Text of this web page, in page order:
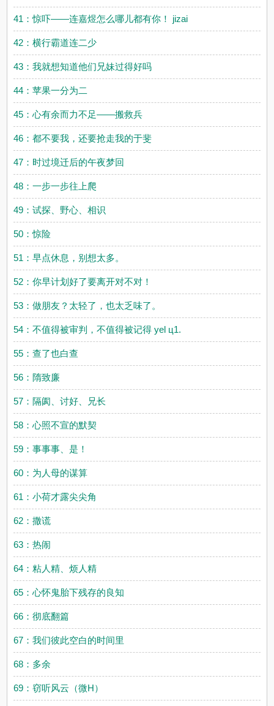
41：惊吓——连嘉煜怎么哪儿都有你！ jizai
42：横行霸道连二少
43：我就想知道他们兄妹过得好吗
44：苹果一分为二
45：心有余而力不足——搬救兵
46：都不要我，还要抢走我的于斐
47：时过境迁后的午夜梦回
48：一步一步往上爬
49：试探、野心、相识
50：惊险
51：早点休息，别想太多。
52：你早计划好了要离开对不对！
53：做朋友？太轻了，也太乏味了。
54：不值得被审判，不值得被记得 уel ц1.
55：查了也白查
56：隋致廉
57：隔阂、讨好、兄长
58：心照不宣的默契
59：事事事、是！
60：为人母的谋算
61：小荷才露尖尖角
62：撒谎
63：热闹
64：粘人精、烦人精
65：心怀鬼胎下残存的良知
66：彻底翻篇
67：我们彼此空白的时间里
68：多余
69：窃听风云（微H）